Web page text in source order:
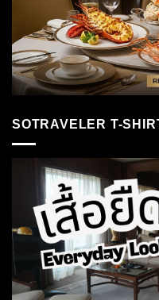
SOTRAVELER T-